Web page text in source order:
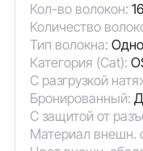
Кол-во волокон: 16
Количество
Тип волокна:
Категория (Cat):
С разгрузкой
Бронированный:
С защитой от
Материал внешн.